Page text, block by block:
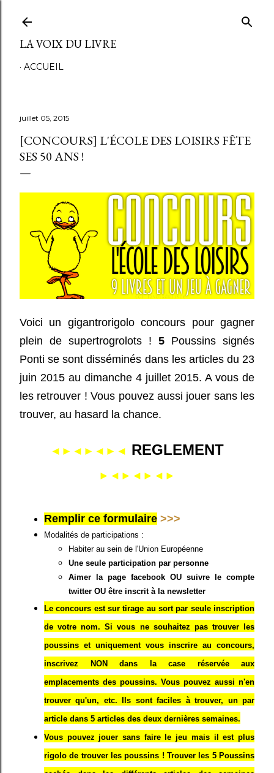
LA VOIX DU LIVRE
ACCUEIL
juillet 05, 2015
[CONCOURS] L'ÉCOLE DES LOISIRS FÊTE
SES 50 ANS !
Voici un gigantrorigolo concours pour gagner
plein de supertrogrolots ! 5 Poussins signés
Ponti se sont disséminés dans les articles du 23
juin 2015 au dimanche 4 juillet 2015. A vous de
les retrouver ! Vous pouvez aussi jouer sans les
trouver, au hasard la chance.
◄►◄►◄►◄ REGLEMENT
►◄►◄►◄►
Remplir ce formulaire >>>
Modalités de participations :
Habiter au sein de l'Union Européenne
Une seule participation par personne
Aimer la page facebook OU suivre le compte
twitter OU être inscrit à la newsletter
Le concours est sur tirage au sort par seule inscription
de votre nom. Si vous ne souhaitez pas trouver les
poussins et uniquement vous inscrire au concours,
inscrivez NON dans la case réservée aux
emplacements des poussins. Vous pouvez aussi n'en
trouver qu'un, etc. Ils sont faciles à trouver, un par
article dans 5 articles des deux dernières semaines.
Vous pouvez jouer sans faire le jeu mais il est plus
rigolo de trouver les poussins ! Trouver les 5 Poussins